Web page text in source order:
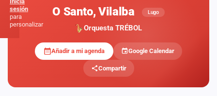
O Santo, Vilalba Lugo
Orquesta TRÉBOL
Añadir a mi agenda Google Calendar
Compartir
sesión
para
personalizar